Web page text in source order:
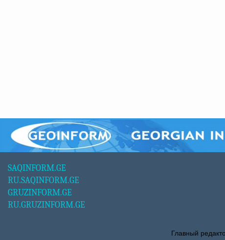
SAQINFORM.GE
RU.SAQINFORM.GE
GRUZINFORM.GE
RU.GRUZINFORM.GE
Главный